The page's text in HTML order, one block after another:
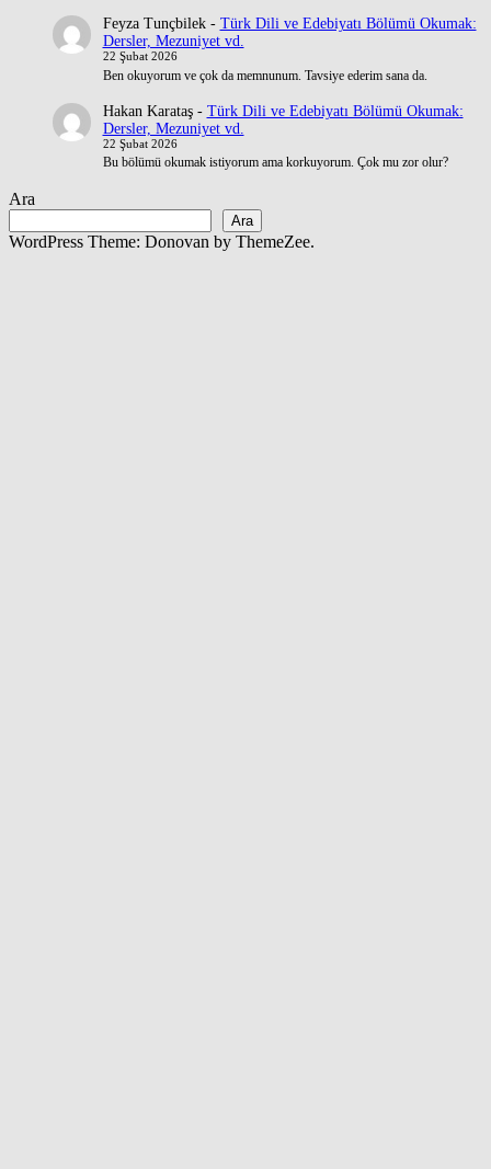
Feyza Tunçbilek- Türk Dili ve Edebiyatı Bölümü Okumak:
Dersler, Mezuniyet vd.
22 Şubat 2026
Ben okuyorum ve çok da memnunum. Tavsiye ederim sana da.
Hakan Karataş- Türk Dili ve Edebiyatı Bölümü Okumak:
Dersler, Mezuniyet vd.
22 Şubat 2026
Bu bölümü okumak istiyorum ama korkuyorum. Çok mu zor olur?
Ara
Ara
WordPress Theme: Donovan by ThemeZee.